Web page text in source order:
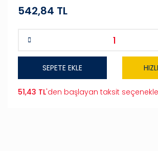
542,84 TL
SEPETE EKLE
51,43 TL'den başlayan taksit